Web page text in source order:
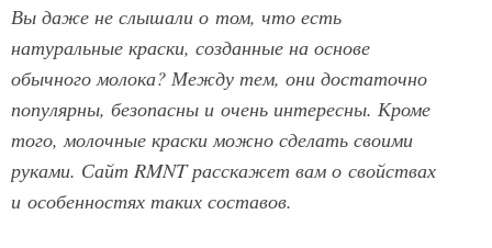
Вы даже не слышали о том, что есть
натуральные краски, созданные на основе
обычного молока? Между тем, они достаточно
популярны, безопасны и очень интересны. Кроме
того, молочные краски можно сделать своими
руками. Сайт RMNT расскажет вам о свойствах
и особенностях таких составов.